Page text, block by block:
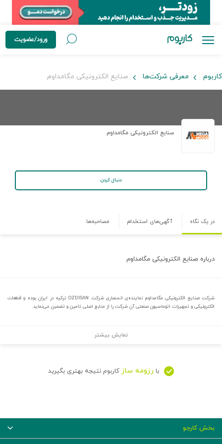
ورود/عضویت
کاربوم معرفی شرکت‌ها صنایع الکترونیکی مگامداوم
صنایع الکترونیکی مگامداوم
دنبال کردن
در یک نگاه آگهی‌های استخدام مصاحبه‌ها
درباره صنایع الکترونیکی مگامداوم
شرکت صنایع الکترونیکی مگامداوم نماینده‌ی انحصاری شرکت OZDISAN ترکیه در ایران بوده و قطعات
الکترونیکی و تجهیزات اتوماسیون صنعتی آن شرکت را از منابع اصلی تامین و تضمین می‌نماید.
نمایش بیشتر
با رزومه ساز کاربوم نتیجه بهتری بگیرید
بخش کارجو